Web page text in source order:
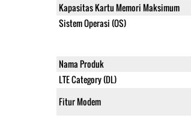
Kapasitas Kartu Memori Maksimum
Sistem Operasi (OS)
Nama Produk
LTE Category (DL)
Fitur Modem